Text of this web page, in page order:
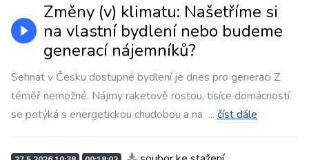
Změny (v) klimatu: Našetříme si
na vlastní bydlení nebo budeme
generací nájemníků?
Sehnat v Česku dostupné bydlení je dnes pro generaci Z
téměř nemožné. Nájmy raketově rostou, tisíce domácností
se potýká s energetickou chudobou a na ... číst dále